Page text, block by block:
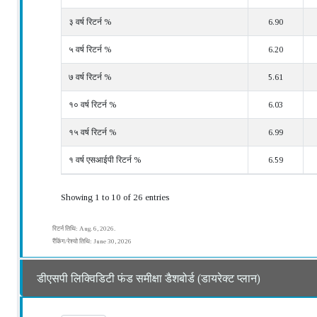
३ वर्ष रिटर्न % 6.90
५ वर्ष रिटर्न % 6.20
७ वर्ष रिटर्न % 5.61
१० वर्ष रिटर्न % 6.03
१५ वर्ष रिटर्न % 6.99
१ वर्ष एसआईपी रिटर्न % 6.59
Showing 1 to 10 of 26 entries
रिटर्न तिथि: Aug. 6, 2026.
रैंकिंग/रेश्यो तिथि: June 30, 2026
डीएसपी लिक्विडिटी फंड समीक्षा डैशबोर्ड (डायरेक्ट प्लान)